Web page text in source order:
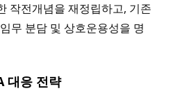
작전개념을 재정립하고, 기존
무 분담 및 상호운용성을 명
대응 전략